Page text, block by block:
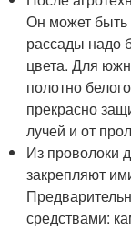
Он может быть
рассады надо
цвета. Для
полотно
прекрасно
лучей и от
Из проволоки
закрепляют
средствами: